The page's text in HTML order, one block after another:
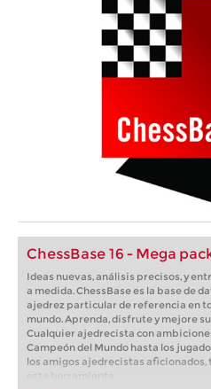
ChessBase 16 - Mega
Ideas nuevas, análisis precisos, y
a medida. ChessBase es la base de
ajedrez particular de referencia en
mundo. Aprenda, disfrute y mejore
Cualquier ajedrecista con
Campeón del Mundo hasta los
los amigos ajedrecistas aficionados,